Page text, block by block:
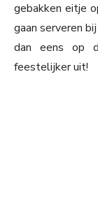
gebakken eitje
gaan serveren
dan eens op
feestelijker uit!